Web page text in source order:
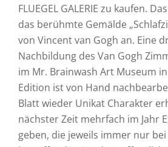
FLUEGEL GALERIE zu kaufen.
das berühmte Gemälde
von Vincent van Gogh an. Eine
Nachbildung des Van Gogh
im Mr. Brainwash Art Museum
Edition ist von Hand
Blatt wieder Unikat Charakter
nächster Zeit mehrfach im Jahr
geben, die jeweils immer nur